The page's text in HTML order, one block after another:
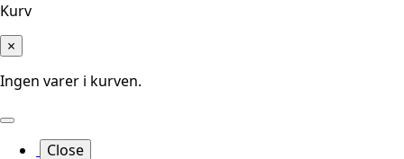
Kurv
×
Ingen varer i kurven.
Close